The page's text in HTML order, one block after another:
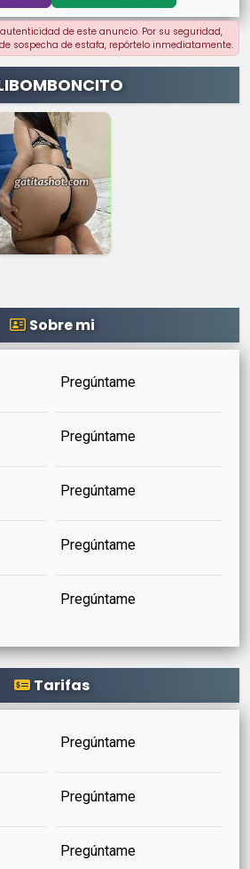
de este anuncio. Por su seguridad,
sospecha de estafa, repórtelo inmediatamente.
Sobre mi
Pregúntame
Pregúntame
Pregúntame
Pregúntame
Pregúntame
Tarifas
Pregúntame
Pregúntame
Pregúntame